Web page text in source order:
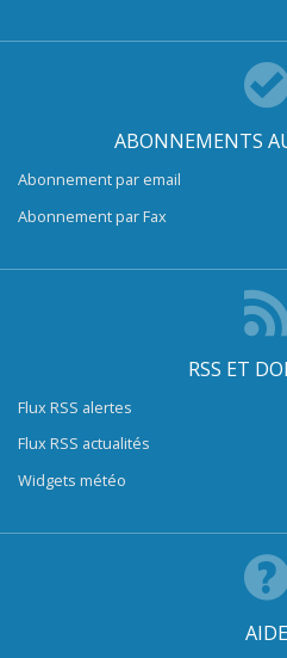
ABONNEMENTS
Abonnement par email
Abonnement par Fax
RSS ET
Flux RSS alertes
Flux RSS actualités
Widgets météo
AIDE